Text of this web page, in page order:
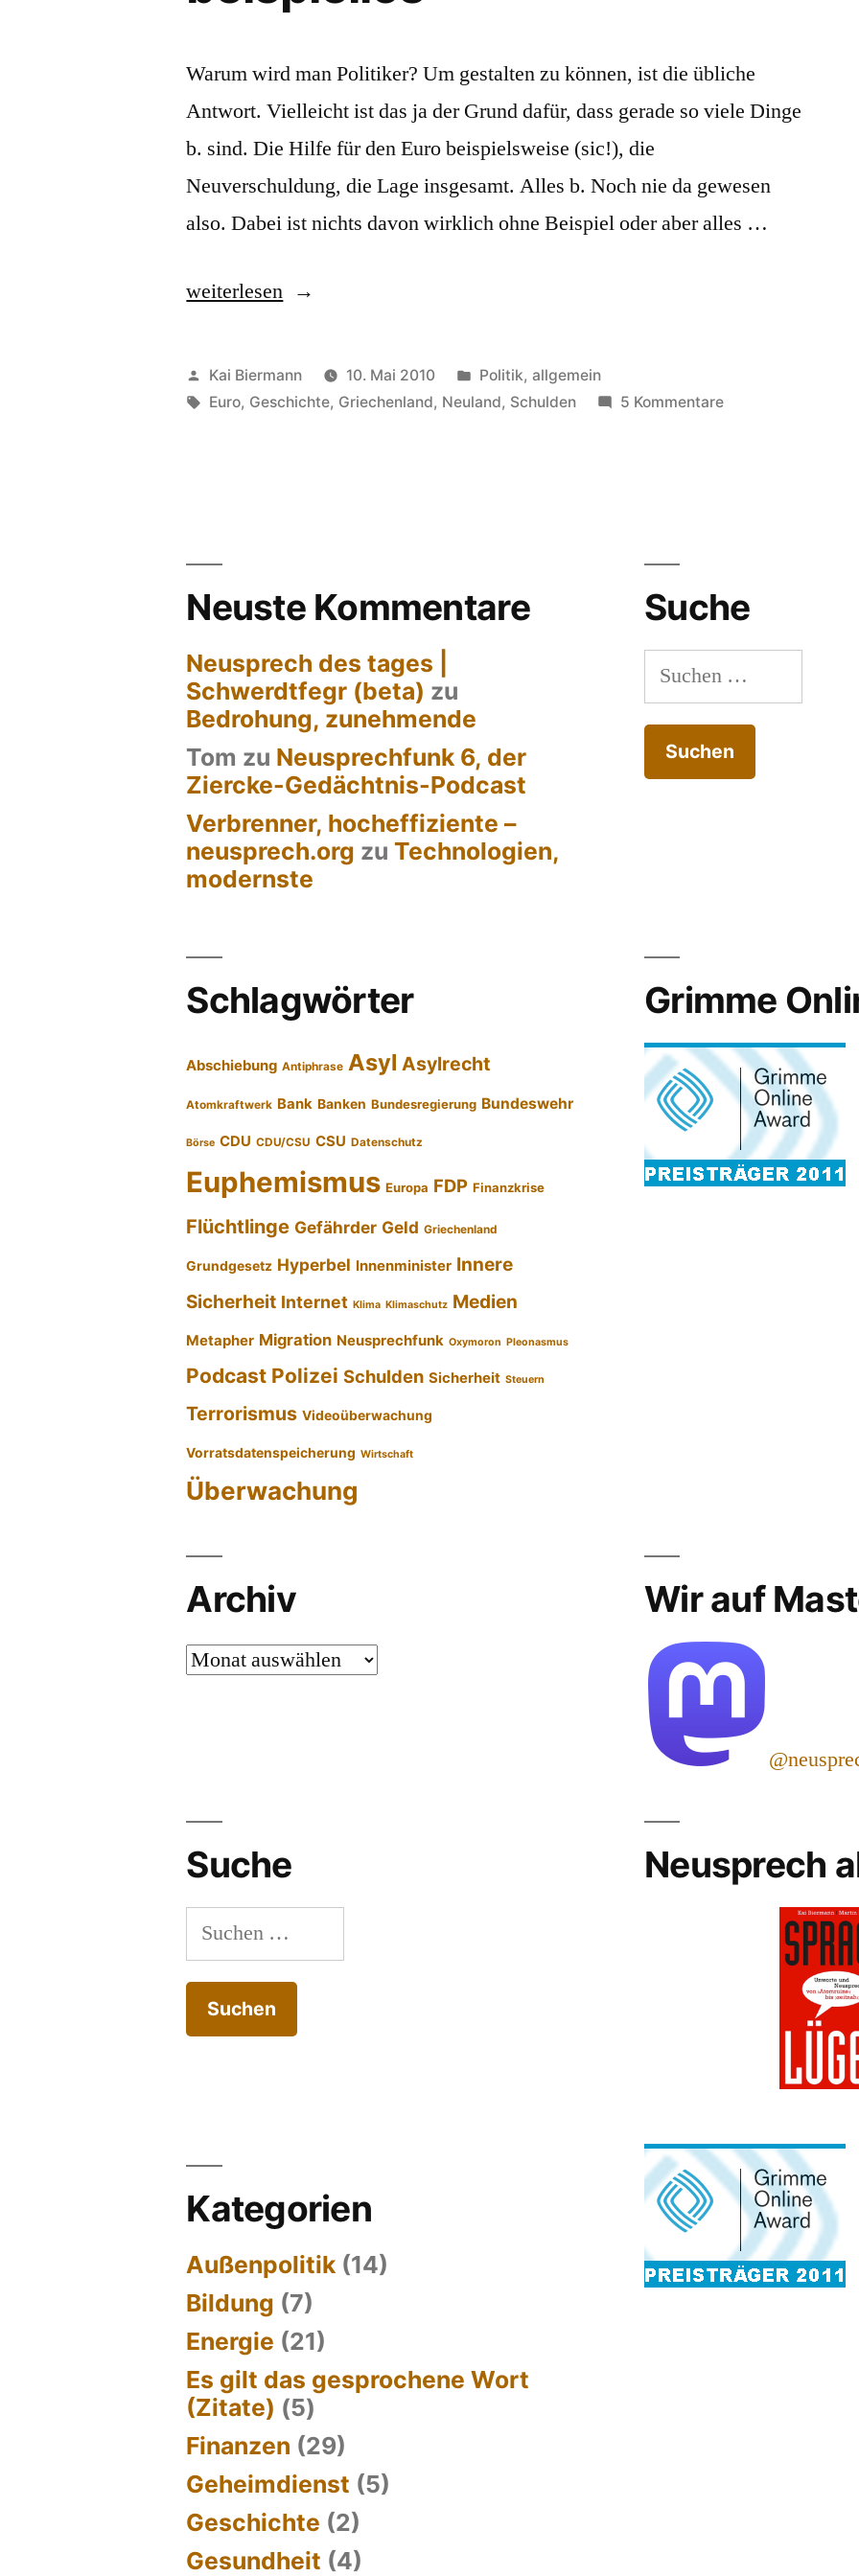
Warum wird man Politiker? Um gestalten zu können, ist die übliche
Antwort. Vielleicht ist das ja der Grund dafür, dass gerade so viele Dinge
b. sind. Die Hilfe für den Euro beispielsweise (sic!), die
Neuverschuldung, die Lage insgesamt. Alles b. Noch nie da gewesen
also. Dabei ist nichts davon wirklich ohne Beispiel oder aber alles …
„beispiellos“
weiterlesen
Veröffentlicht
von
Kai Biermann 10. Mai 2010
Veröffentlicht
in
Politik, allgemein
Schlagwörter:
Euro, Geschichte, Griechenland, Neuland, Schulden 5 Kommentarezu
Neuste Kommentare
Neusprech des tages |
Schwerdtfegr (beta) zu
Bedrohung, zunehmende
Tom zu Neusprechfunk 6, der
Ziercke-Gedächtnis-Podcast
Verbrenner, hocheffiziente –
neusprech.org zuTechnologien,
modernste
Suche
Suchen
nach:
Schlagwörter
Abschiebung Antiphrase Asyl Asylrecht
Atomkraftwerk Bank Banken Bundesregierung Bundeswehr
Börse CDU CDU/CSU CSU Datenschutz
Euphemismus Europa FDP Finanzkrise
Flüchtlinge Gefährder Geld Griechenland
Grundgesetz Hyperbel Innenminister Innere
Sicherheit Internet Klima Klimaschutz Medien
Metapher Migration Neusprechfunk Oxymoron Pleonasmus
Podcast Polizei Schulden Sicherheit Steuern
Terrorismus Videoüberwachung
Vorratsdatenspeicherung Wirtschaft
Überwachung
Grimme
Archiv
Archiv
Wir auf
Suche
Suchen
nach:
Neusprech
Kategorien
Außenpolitik (14)
Bildung (7)
Energie (21)
Es gilt das gesprochene Wort
(Zitate) (5)
Finanzen (29)
Geheimdienst (5)
Geschichte (2)
Gesundheit (4)